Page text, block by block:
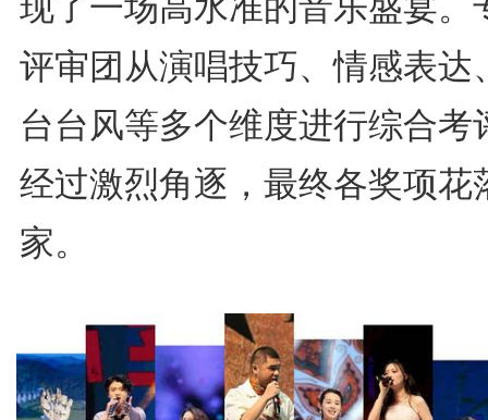
评审团从演唱技巧、情感表达
台台风等多个维度进行综合考
经过激烈角逐，最终各奖项花
家。